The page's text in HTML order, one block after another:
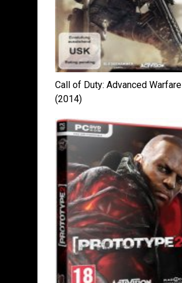
Call of Duty: Advanced Warfare
(2014)